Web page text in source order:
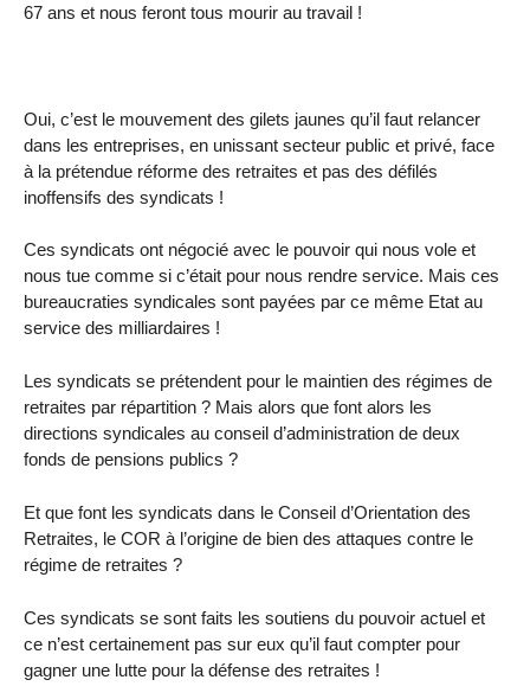
67 ans et nous feront tous mourir au travail !
Oui, c’est le mouvement des gilets jaunes qu’il faut relancer
dans les entreprises, en unissant secteur public et privé, face
à la prétendue réforme des retraites et pas des défilés
inoffensifs des syndicats !
Ces syndicats ont négocié avec le pouvoir qui nous vole et
nous tue comme si c’était pour nous rendre service. Mais ces
bureaucraties syndicales sont payées par ce même Etat au
service des milliardaires !
Les syndicats se prétendent pour le maintien des régimes de
retraites par répartition ? Mais alors que font alors les
directions syndicales au conseil d’administration de deux
fonds de pensions publics ?
Et que font les syndicats dans le Conseil d’Orientation des
Retraites, le COR à l’origine de bien des attaques contre le
régime de retraites ?
Ces syndicats se sont faits les soutiens du pouvoir actuel et
ce n’est certainement pas sur eux qu’il faut compter pour
gagner une lutte pour la défense des retraites !